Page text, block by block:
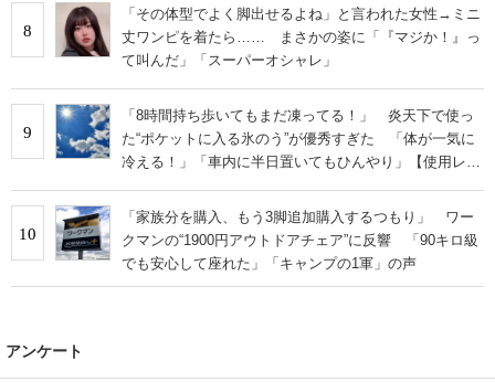
8
「その体型でよく脚出せるよね」と言われた女性→ミニ
丈ワンピを着たら…… まさかの姿に「『マジか！』っ
て叫んだ」「スーパーオシャレ」
9
「8時間持ち歩いてもまだ凍ってる！」 炎天下で使っ
た“ポケットに入る氷のう”が優秀すぎた 「体が一気に
冷える！」「車内に半日置いてもひんやり」【使用レビ
10
「家族分を購入、もう3脚追加購入するつもり」 ワー
クマンの“1900円アウトドアチェア”に反響 「90キロ級
でも安心して座れた」「キャンプの1軍」の声
アンケート